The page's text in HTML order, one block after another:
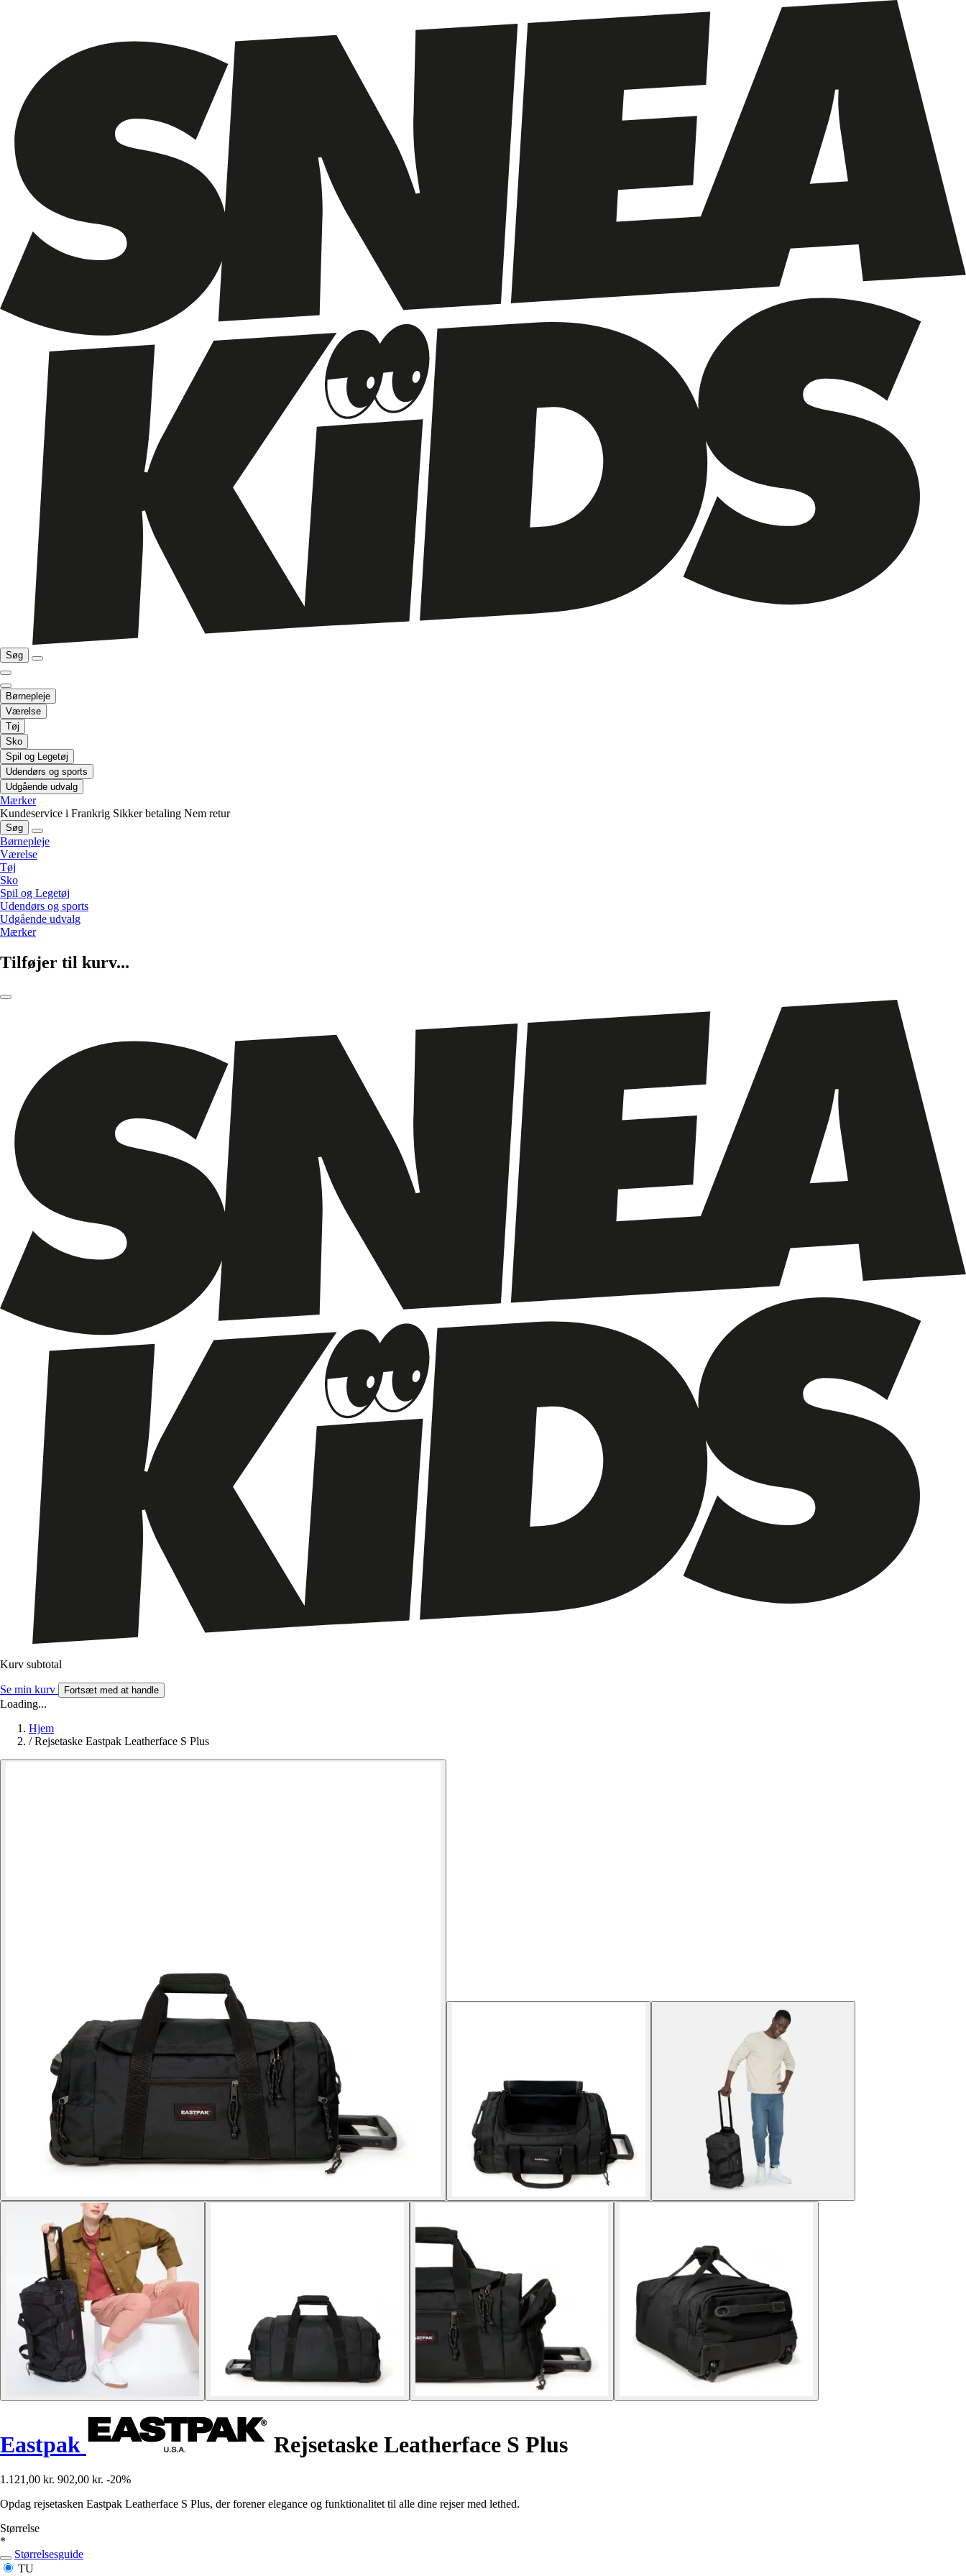
Søg
Børnepleje
Værelse
Tøj
Sko
Spil og Legetøj
Udendørs og sports
Udgående udvalg
Mærker
Kundeservice i Frankrig Sikker betaling Nem retur
Søg
Børnepleje
Værelse
Tøj
Sko
Spil og Legetøj
Udendørs og sports
Udgående udvalg
Mærker
Tilføjer til kurv...
Kurv subtotal
Se min kurv Fortsæt med at handle
Loading...
Hjem
/ Rejsetaske Eastpak Leatherface S Plus
Eastpak Rejsetaske Leatherface S Plus
1.121,00 kr. 902,00 kr. -20%
Opdag rejsetasken Eastpak Leatherface S Plus, der forener elegance og funktionalitet til alle dine rejser med lethed.
Størrelse
*
Størrelsesguide
TU